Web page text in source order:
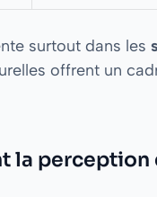
surtout dans les
offrent un
la perception